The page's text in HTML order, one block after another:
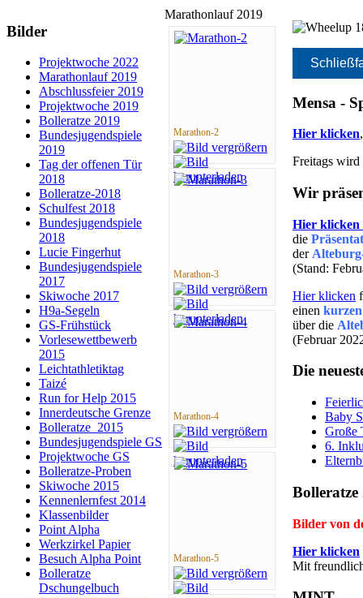
Bilder
Projektwoche 2022
Marathonlauf 2019
Abschlussfeier 2019
Projektwoche 2019
Bolleratze 2019
Bundesjugendspiele
2019
Tag der offenen Tür
2018
Bolleratze-2018
Schulfest 2018
Bundesjugendspiele
2018
Lucie Fingerhut
Bundesjugendspiele
2017
Skiwoche 2017
H9a-Segeln
GS-Frühstück
Vorlesewettbewerb
2015
Leichtathletiktag
Taizé
Run for Help 2015
Innerdeutsche Grenze
Bolleratze_2015
Bundesjugendspiele GS
Projektwoche GS
Bolleratze-Proben
Skiwoche 2015
Kennenlernfest 2014
Klassenbilder
Point Alpha
Werkzirkel Papier
Besuch Alpha Point
Bolleratze
Dschungelbuch
ukash
-
Marathonlauf 2019
Marathon-2
Marathon-3
Marathon-4
Marathon-5
Mensa -
Hier klicken
Freitags wird
Wir
Hier klicken
die
der
(Stand:
Hier klicken
einen
über die
(Februar
Die
Baby
Große
6.
Bolleratze
Bilder von
Hier klicken
Mit